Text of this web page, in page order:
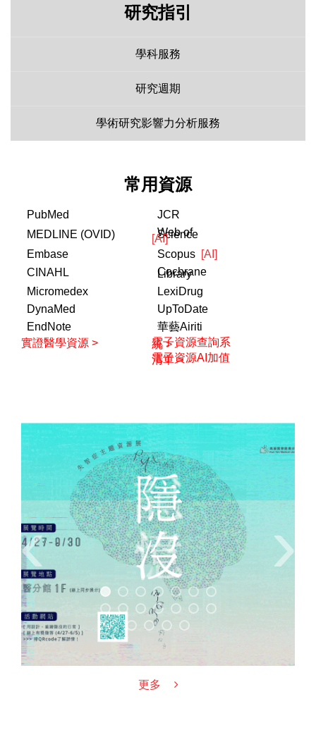
研究指引
學科服務
研究週期
學術研究影響力分析服務
常用資源
PubMed
JCR
MEDLINE (OVID)
Web of
Science
[AI]
Embase
Scopus [AI]
CINAHL
Cochrane
Library
Micromedex
LexiDrug
DynaMed
UpToDate
EndNote
華藝Airiti
實證醫學資源 >
電子資源查詢系
統 >
電子資源AI加值
清單 >
‹ ›
更多